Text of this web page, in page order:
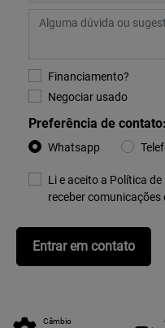
Financiamento?
Negociar usado
Preferência de contato:
Whatsapp
Li e aceito a Política
receber
Entrar em contato
Câmbio